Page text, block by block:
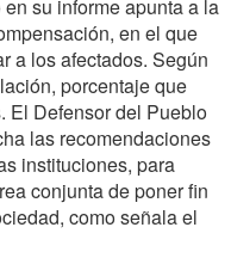
su informe apunta a la
en el que
a los afectados. Según
porcentaje que
El Defensor del Pueblo
las recomendaciones
instituciones, para
conjunta de poner fin
como señala el